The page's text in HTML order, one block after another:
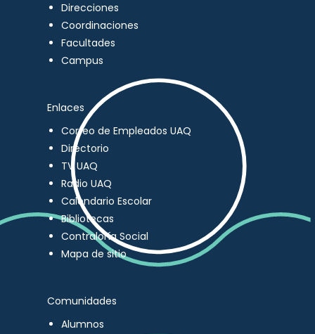
Direcciones
Coordinaciones
Facultades
Campus
Enlaces
Correo de Empleados UAQ
Directorio
TV UAQ
Radio UAQ
Calendario Escolar
Bibliotecas
Contraloría Social
Mapa de sitio
Comunidades
Alumnos